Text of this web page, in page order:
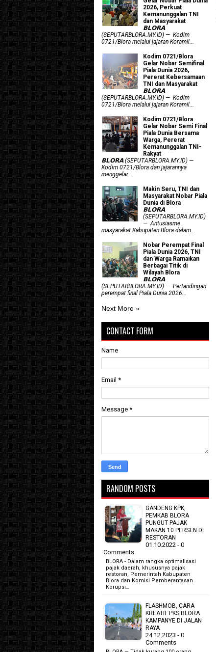
2026, Perkuat
Kemanunggalan TNI
dan Masyarakat
𝗕𝗟𝗢𝗥𝗔
(SEPUTARBLORA.MY.ID) — Kodim
0721/Blora melalui jajaran Koramil...
Kodim 0721/Blora
Gelar Nobar Semifinal
Piala Dunia 2026,
Pererat Kebersamaan
TNI dan Masyarakat
𝗕𝗟𝗢𝗥𝗔
(SEPUTARBLORA.MY.ID) — Kodim
0721/Blora melalui jajaran Koramil...
Kodim 0721/Blora
Gelar Nobar Semi Final
Piala Dunia Bersama
Warga, Pererat
Kemanunggalan TNI-
Rakyat
𝗕𝗟𝗢𝗥𝗔 (SEPUTARBLORA.MY.ID) —
Kodim 0721/Blora dan jajarannya
menggelar...
Makin Seru, TNI dan
Masyarakat Nobar Piala
Dunia di Blora
𝗕𝗟𝗢𝗥𝗔
(SEPUTARBLORA.MY.ID)
— Antusiasme
masyarakat Kabupaten Blora dalam...
Nobar Perempat Final
Piala Dunia 2026, TNI
dan Warga Ramaikan
Berbagai Titik di
Wilayah Blora
𝗕𝗟𝗢𝗥𝗔
(SEPUTARBLORA.MY.ID) — Pertandingan
perempat final Piala Dunia 2026...
Next More »
CONTACT FORM
Name
Email *
Message *
RANDOM POSTS
GANDENG KPK,
PEMKAB BLORA
PUNGUT PAJAK
MAKAN 10 PERSEN DI
RESTORAN
01.10.2022 - 0
Comments
BLORA - Dalam rangka optimalisasi
pajak daerah, khususnya pajak
restoran, Pemerintah Kabupaten
Blora dan Komisi Pemberantasan
Korupsi…
FLASHMOB, CARA
KREATIF PKS BLORA
KAMPANYE DI JALAN
RAYA
24.12.2023 - 0
Comments